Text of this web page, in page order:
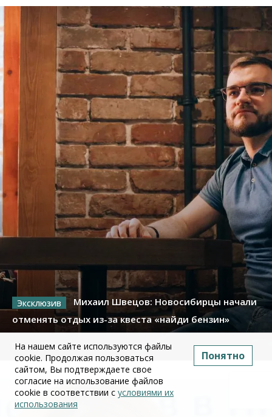
Михаил Швецов: Новосибирцы начали
отменять отдых из-за квеста «найди бензин»
09 июля 2026
На нашем сайте используются файлы
cookie. Продолжая пользоваться
сайтом, Вы подтверждаете свое
согласие на использование файлов
cookie в соответствии с условиями их
использования
Понятно